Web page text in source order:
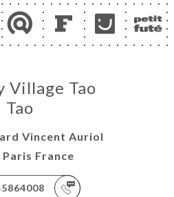
Village Tao
Tao
Vincent Auriol
Paris France